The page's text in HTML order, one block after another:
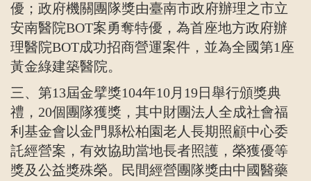
優；政府機關團隊獎由臺南市政府辦理之市立
安南醫院BOT案勇奪特優，為首座地方政府辦
理醫院BOT成功招商營運案件，並為全國第1 座
黃金綠建築醫院。
三、第13屆金擘獎104年10月 19日舉行頒獎典
禮， 20個團隊獲獎，其中財團法人全成社會福
利基金會以金門縣松柏園老人長期照顧中心委
託經營案，有效協助當地長者照護，榮獲優等
獎及公益獎殊榮。民間經營團隊獎由中國醫藥